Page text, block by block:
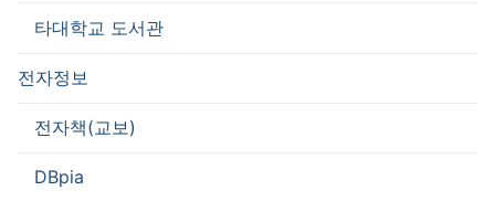
타대학교 도서관
전자정보
전자책(교보)
DBpia